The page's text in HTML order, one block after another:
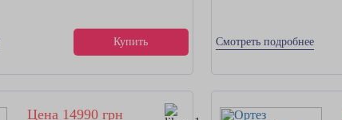
Купить Смотреть подробнее
Цена 14990 грн